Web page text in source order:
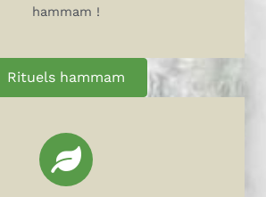
hammam !
Rituels hammam
Massages